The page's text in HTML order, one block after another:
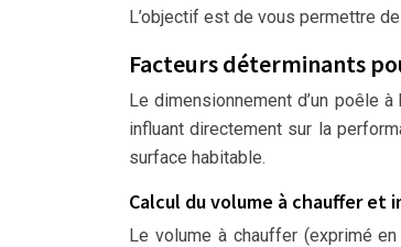
L’objectif est de vous permettre
Facteurs déterminants
Le dimensionnement d’un poêle
influant directement sur la
surface habitable.
Calcul du volume à chauffer et
Le volume à chauffer (exprimé